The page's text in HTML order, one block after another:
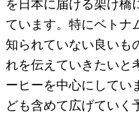
を日本に届ける架け橋
ています。特にベトナ
知られていない良いも
れを伝えていきたいと
ーヒーを中心にしてい
ども含めて広げていく